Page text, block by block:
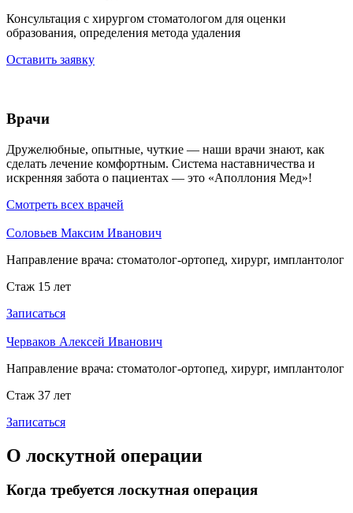
Консультация с хирургом стоматологом для оценки
образования, определения метода удаления
Оставить заявку
Врачи
Дружелюбные, опытные, чуткие — наши врачи знают, как
сделать лечение комфортным. Система наставничества и
искренняя забота о пациентах — это «Аполлония Мед»!
Смотреть всех врачей
Соловьев Максим Иванович
Направление врача: стоматолог-ортопед, хирург, имплантолог
Стаж 15 лет
Записаться
Черваков Алексей Иванович
Направление врача: стоматолог-ортопед, хирург, имплантолог
Стаж 37 лет
Записаться
О лоскутной операции
Когда требуется лоскутная операция